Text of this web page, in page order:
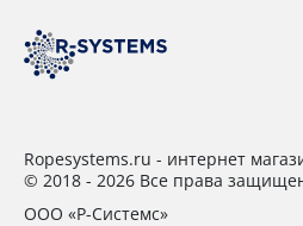
Ropesystems.ru - интернет
© 2018 - 2026 Все права
ООО «Р-Системс»